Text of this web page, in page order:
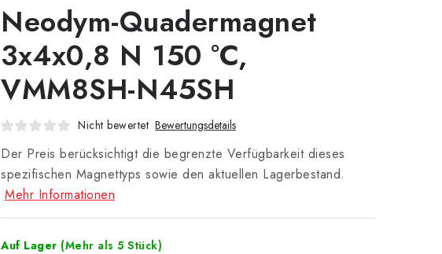
Neodym-Quadermagnet
3x4x0,8 N 150 °C,
VMM8SH-N45SH
Nicht bewertet Bewertungsdetails
Der Preis berücksichtigt die begrenzte Verfügbarkeit dieses
spezifischen Magnettyps sowie den aktuellen Lagerbestand.
Mehr Informationen
Auf Lager (Mehr als 5 Stück)